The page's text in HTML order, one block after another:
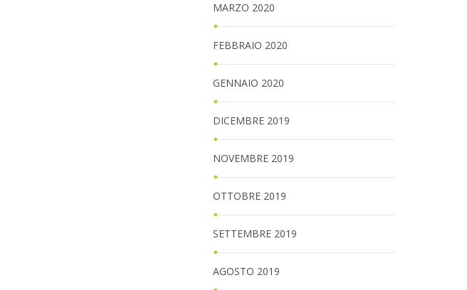
MARZO 2020
FEBBRAIO 2020
GENNAIO 2020
DICEMBRE 2019
NOVEMBRE 2019
OTTOBRE 2019
SETTEMBRE 2019
AGOSTO 2019